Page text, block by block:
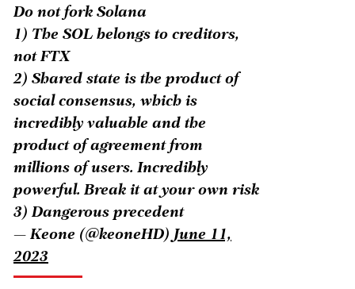
Do not fork Solana
1) The SOL belongs to creditors,
not FTX
2) Shared state is the product of
social consensus, which is
incredibly valuable and the
product of agreement from
millions of users. Incredibly
powerful. Break it at your own risk
3) Dangerous precedent
— Keone (@keoneHD) June 11,
2023